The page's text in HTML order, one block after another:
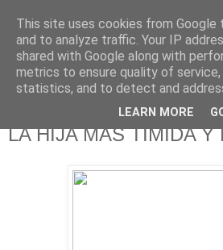
625 RANAS
LA TELEVISIÓN DESDE EL PUNTO
LA HIJA MÁS TÍMIDA Y
This site uses cookies from
and to analyze traffic. Your IP
shared with Google along with
metrics to ensure quality of service,
statistics, and to detect and
LEARN MORE